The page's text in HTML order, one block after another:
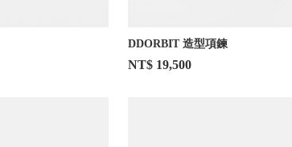
DDORBIT 造型項鍊
NT$ 19,500